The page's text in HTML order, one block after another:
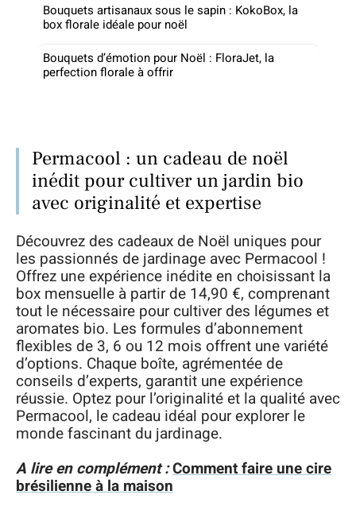
Bouquets artisanaux sous le sapin : KokoBox, la
box florale idéale pour noël
Bouquets d’émotion pour Noël : FloraJet, la
perfection florale à offrir
Permacool : un cadeau de noël
inédit pour cultiver un jardin bio
avec originalité et expertise
Découvrez des cadeaux de Noël uniques pour
les passionnés de jardinage avec Permacool !
Offrez une expérience inédite en choisissant la
box mensuelle à partir de 14,90 €, comprenant
tout le nécessaire pour cultiver des légumes et
aromates bio. Les formules d’abonnement
flexibles de 3, 6 ou 12 mois offrent une variété
d’options. Chaque boîte, agrémentée de
conseils d’experts, garantit une expérience
réussie. Optez pour l’originalité et la qualité avec
Permacool, le cadeau idéal pour explorer le
monde fascinant du jardinage.
A lire en complément :Comment faire une cire
brésilienne à la maison